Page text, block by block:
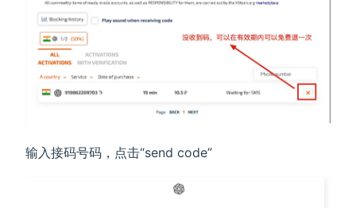
输入接码号码，点击“send code”